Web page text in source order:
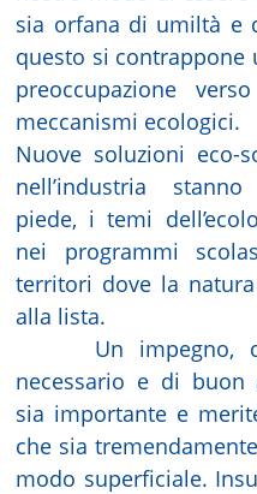
sia orfana di umiltà e
questo si contrappone
preoccupazione
meccanismi ecologici.
Nuove soluzioni eco-
nell’industria
piede, i temi
nei programmi
territori dove la
alla lista.
Un impegno,
necessario e di buon
sia importante e
che sia
modo superficiale.